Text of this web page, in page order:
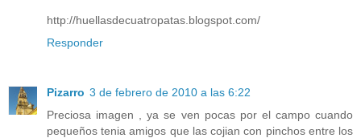
http://huellasdecuatropatas.blogspot.com/
Responder
Pizarro 3 de febrero de 2010 a las 6:22
Preciosa imagen , ya se ven pocas por el campo cuando
pequeños tenia amigos que las cojian con pinchos entre los